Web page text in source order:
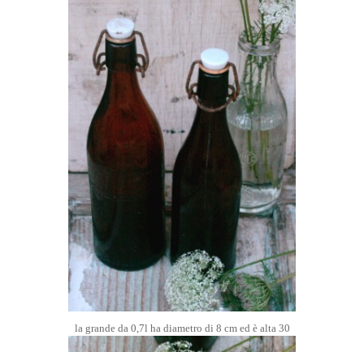
la grande da 0,7l ha diametro di 8 cm ed è alta 30